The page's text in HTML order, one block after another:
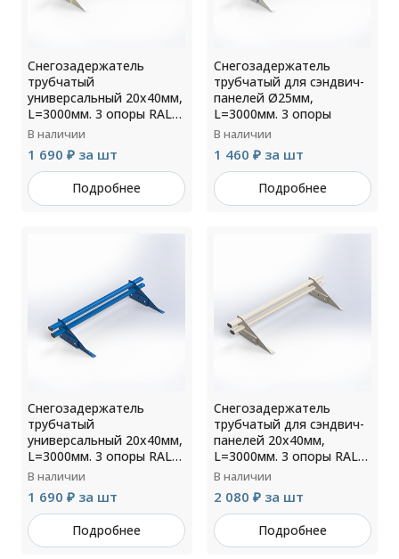
Снегозадержатель
трубчатый
универсальный 20х40мм,
L=3000мм. 3 опоры RAL
9002
В наличии
1 690 ₽ за шт
Подробнее
Снегозадержатель
трубчатый для сэндвич-
панелей Ø25мм,
L=3000мм. 3 опоры
В наличии
1 460 ₽ за шт
Подробнее
Снегозадержатель
трубчатый
универсальный 20х40мм,
L=3000мм. 3 опоры RAL
5005
В наличии
1 690 ₽ за шт
Подробнее
Снегозадержатель
трубчатый для сэндвич-
панелей 20х40мм,
L=3000мм. 3 опоры RAL
7004
В наличии
2 080 ₽ за шт
Подробнее